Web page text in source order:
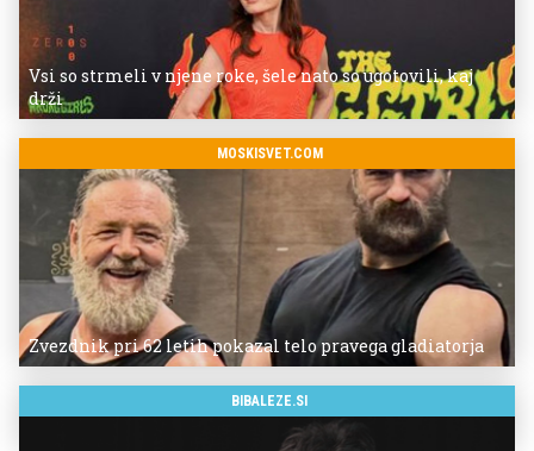
Vsi so strmeli v njene roke, šele nato so ugotovili, kaj
drži
MOSKISVET.COM
Zvezdnik pri 62 letih pokazal telo pravega gladiatorja
BIBALEZE.SI